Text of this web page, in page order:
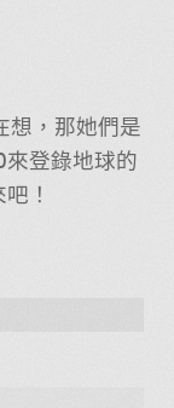
想，那她們是
來登錄地球的
！